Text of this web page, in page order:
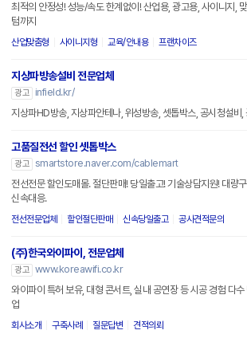
최적의 안정성! 성능/속도 한계없이! 산업용, 광고용, 사이니지,
텀까지
산업맞춤형 사이니지형 교육/안내용 프랜차이즈
지상파방송설비 전문업체
광고
infield.kr/
지상파HD방송, 지상파안테나, 위성방송, 셋톱박스, 공시청설비,
고품질전선 할인 셋톱박스
광고 smartstore.naver.com/cablemart
전선전문 할인도매몰. 절단판매! 당일출고! 기술상담지원! 대량
신속대응.
전선전문업체 할인절단판매 신속당일출고 공사견적문의
(주)한국와이파이, 전문업체
광고 www.koreawifi.co.kr
와이파이 특허 보유, 대형 콘서트, 실내 공연장 등 시공 경험 다수
업
회사소개 구축사례 질문답변 견적의뢰